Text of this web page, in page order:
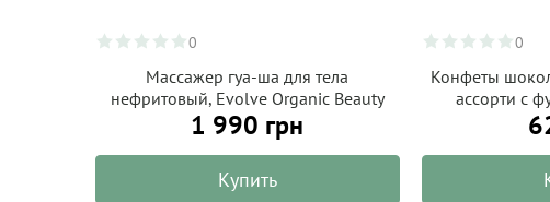
0
Массажер гуа-ша для тела
нефритовый, Evolve Organic Beauty
1 990 грн
Купить
0
Конфеты
ассорти с